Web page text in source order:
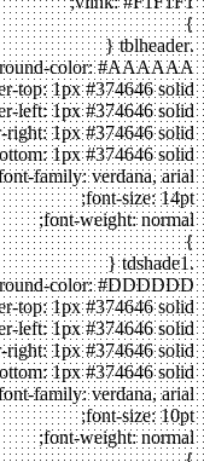
}
.tblheader {
color: #AAAAAA;
top: 1px #374646 solid;
left: 1px #374646 solid;
right: 1px #374646 solid;
1px #374646 solid;
family: verdana, arial;
font-size: 14pt;
font-weight: normal;
}
.tdshade1 {
color: #DDDDDD;
top: 1px #374646 solid;
left: 1px #374646 solid;
right: 1px #374646 solid;
1px #374646 solid;
family: verdana, arial;
font-size: 10pt;
font-weight: normal;